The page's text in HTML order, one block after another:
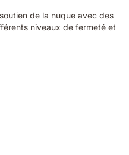
de la nuque avec des
niveaux de fermeté et